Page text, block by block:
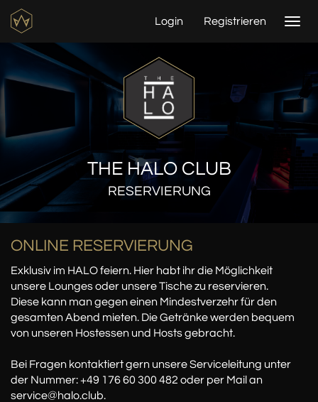
Login Registrieren
THE HALO CLUB
RESERVIERUNG
ONLINE RESERVIERUNG
Exklusiv im HALO feiern. Hier habt ihr die Möglichkeit
unsere Lounges oder unsere Tische zu reservieren.
Diese kann man gegen einen Mindestverzehr für den
gesamten Abend mieten. Die Getränke werden bequem
von unseren Hostessen und Hosts gebracht.
Bei Fragen kontaktiert gern unsere Serviceleitung unter
der Nummer: +49 176 60 300 482 oder per Mail an
service@halo.club.